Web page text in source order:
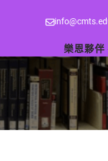
樂恩夥伴